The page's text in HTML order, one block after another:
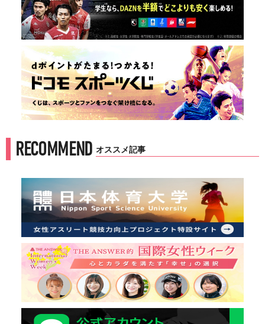
RECOMMEND オススメ記事